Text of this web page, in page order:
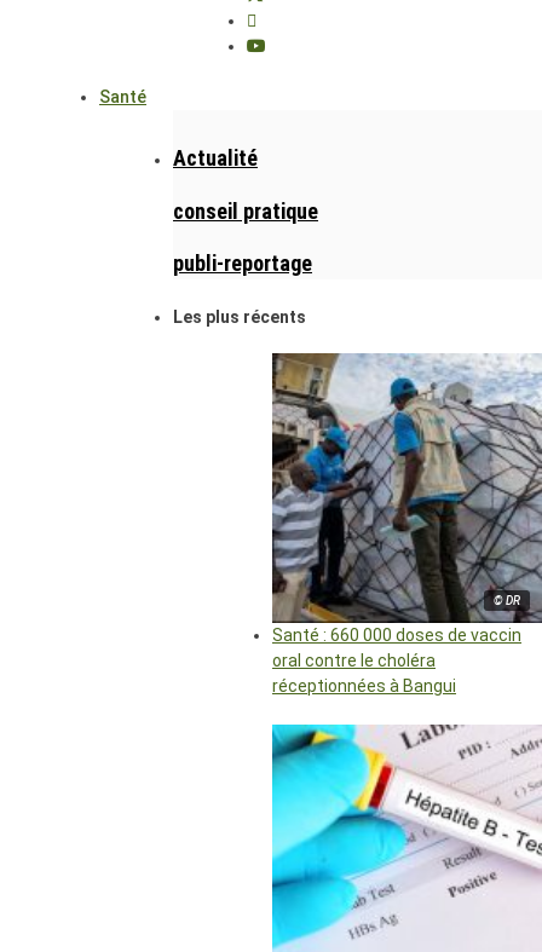
Santé
Actualité
conseil pratique
publi-reportage
Les plus récents
© DR
Santé : 660 000 doses de vaccin
oral contre le choléra
réceptionnées à Bangui